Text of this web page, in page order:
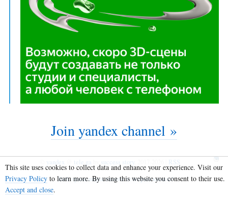
Join yandex channel »
yandex tele.ga success story
RSS
Веб-трансляция твоего телеграм канала!
This site uses cookies to collect data and enhance your experience. Visit our
Privacy Policy to learn more. By using this website you consent to their use.
Accept and close.